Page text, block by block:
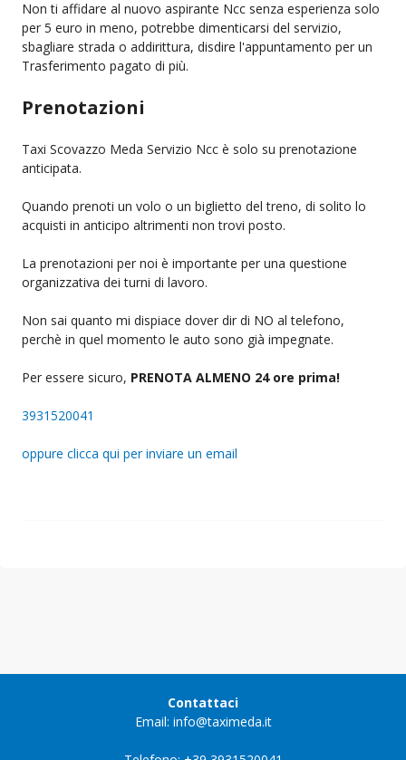
Non ti affidare al nuovo aspirante Ncc senza esperienza solo
per 5 euro in meno, potrebbe dimenticarsi del servizio,
sbagliare strada o addirittura, disdire l'appuntamento per un
Trasferimento pagato di più.
Prenotazioni
Taxi Scovazzo Meda Servizio Ncc è solo su prenotazione
anticipata.
Quando prenoti un volo o un biglietto del treno, di solito lo
acquisti in anticipo altrimenti non trovi posto.
La prenotazioni per noi è importante per una questione
organizzativa dei turni di lavoro.
Non sai quanto mi dispiace dover dir di NO al telefono,
perchè in quel momento le auto sono già impegnate.
Per essere sicuro, PRENOTA ALMENO 24 ore prima!
3931520041
oppure clicca qui per inviare un email
Contattaci
Email: info@taximeda.it